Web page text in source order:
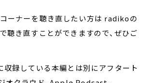
ーナーを聴き直したい方は radikoの
聴き直すことができますので、ぜひご
収録している本編とは別にアフタート